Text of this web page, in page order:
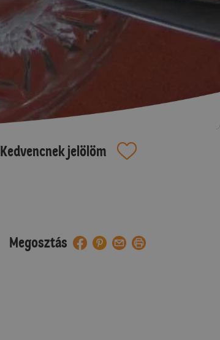
Kedvencnek jelölöm
Megosztás